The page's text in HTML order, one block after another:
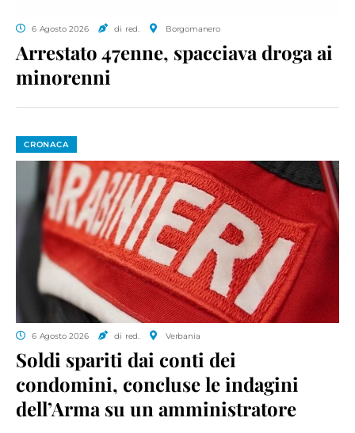
6 Agosto 2026 di red. Borgomanero
Arrestato 47enne, spacciava droga ai
minorenni
CRONACA
6 Agosto 2026 di red. Verbania
Soldi spariti dai conti dei
condomini, concluse le indagini
dell’Arma su un amministratore